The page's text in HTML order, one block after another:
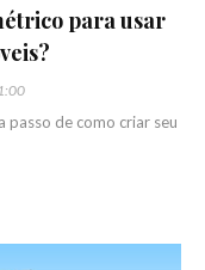
para usar
passo de como criar seu